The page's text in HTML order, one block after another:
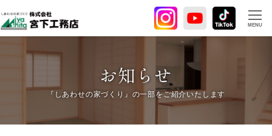
イ
ン
へ
MENU
お知らせ